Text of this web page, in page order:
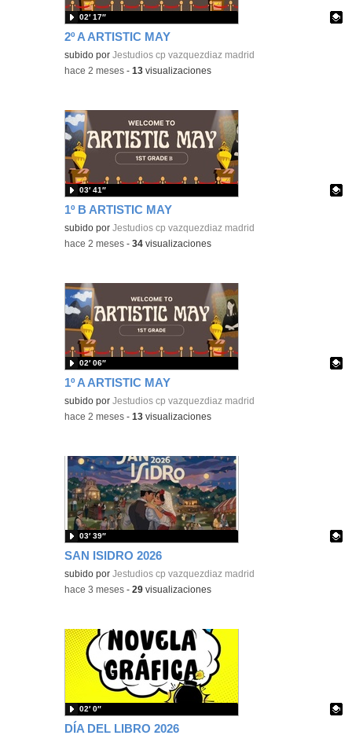
2º A ARTISTIC MAY
Contenido educativo.
subido porJestudios cp vazquezdiaz madrid
02′ 17″
-hace 2 meses -13 visualizaciones
1º B ARTISTIC MAY
Contenido educativo.
subido porJestudios cp vazquezdiaz madrid
03′ 41″
-hace 2 meses -34 visualizaciones
1º A ARTISTIC MAY
Contenido educativo.
subido porJestudios cp vazquezdiaz madrid
02′ 06″
-hace 2 meses -13 visualizaciones
SAN ISIDRO 2026
Contenido educativo.
subido porJestudios cp vazquezdiaz madrid
03′ 39″
-hace 3 meses -29 visualizaciones
DÍA DEL LIBRO 2026
02′ 0″